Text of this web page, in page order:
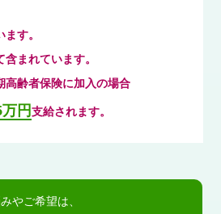
す。
含まれています。
高齢者保険に加入の場合
円支給されます。
やご希望は、